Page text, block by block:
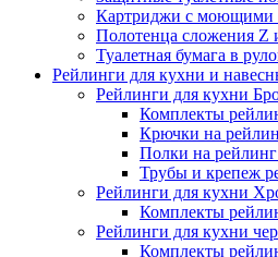
Картриджи с моющими
Полотенца сложения Z
Туалетная бумага в
Рейлинги для кухни и
Рейлинги для кухни
Комплекты
Крючки на
Полки на рейлинг
Трубы и крепеж
Рейлинги для кухни
Комплекты
Рейлинги для кухни
Комплекты